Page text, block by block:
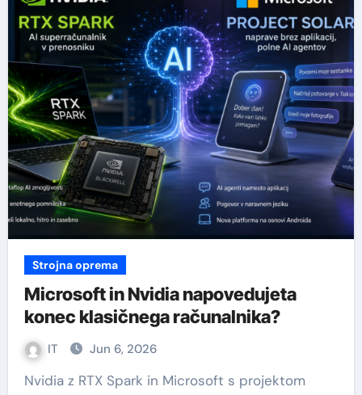
Strojna oprema
Microsoft in Nvidia napovedujeta
konec klasičnega računalnika?
IT Jun 6, 2026
Nvidia z RTX Spark in Microsoft s projektom